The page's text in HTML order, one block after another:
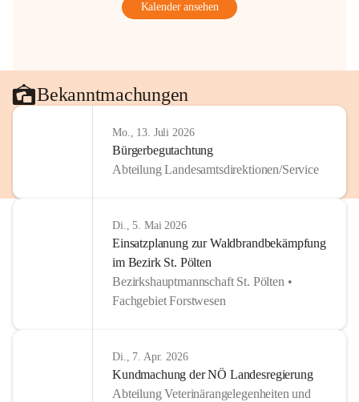
Kalender ansehen
Bekanntmachungen
Mo., 13. Juli 2026
Bürgerbegutachtung
Abteilung Landesamtsdirektionen/Service
Di., 5. Mai 2026
Einsatzplanung zur Waldbrandbekämpfung
im Bezirk St. Pölten
Bezirkshauptmannschaft St. Pölten •
Fachgebiet Forstwesen
Di., 7. Apr. 2026
Kundmachung der NÖ Landesregierung
Abteilung Veterinärangelegenheiten und